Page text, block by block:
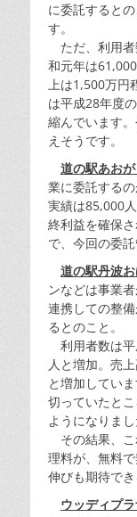
に委託すると
す。
ただ、利用者
和元年は
上は1,500万円
は平成28年度
縮んでいます
えそうです。
道の駅あおが
業に委託する
実績は85,000
終利益を確保
で、今回の委
道の駅丹波
ンなどは事業
連携しての整
るとのこと。
利用者数は平
人と増加。売
と増加してい
切っていたと
ようになりまし
その結果、こ
理料が、無料
伸びも期待でき
ウッディプ